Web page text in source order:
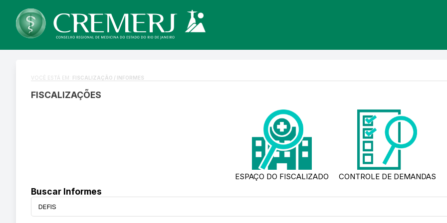
VOCÊ ESTÁ EM: FISCALIZAÇÃO / INFORMES
FISCALIZAÇÕES
ESPAÇO DO FISCALIZADO CONTROLE DE DEMANDAS
Buscar Informes